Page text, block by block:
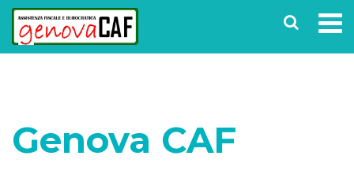
Genova CAF